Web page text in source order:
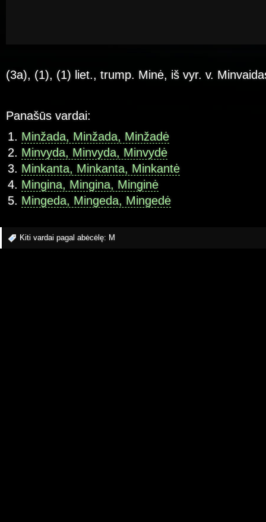
(3a), (1), (1) liet., trump. Minė, iš vyr. v.
Panašūs vardai:
Minžada, Minžada, Minžadė
Minvyda, Minvyda, Minvydė
Minkanta, Minkanta, Minkantė
Mingina, Mingina, Minginė
Mingeda, Mingeda, Mingedė
Kiti vardai pagal abėcėlę: M